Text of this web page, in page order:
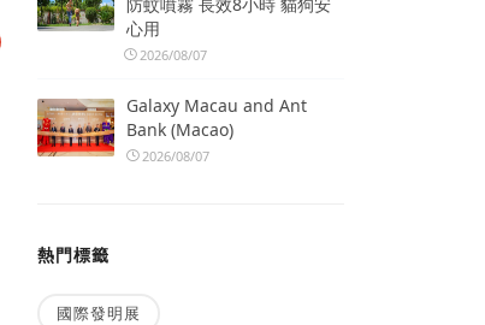
心用
2026/08/07
Galaxy Macau and Ant
Bank (Macao)
2026/08/07
熱門標籤
國際發明展